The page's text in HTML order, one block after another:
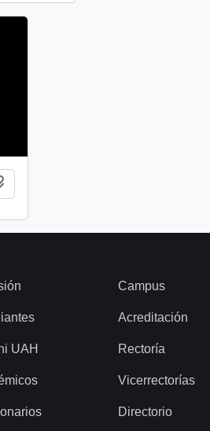
UAH
Campus
Acreditación
Rectoría
Vicerrectorías
Directorio